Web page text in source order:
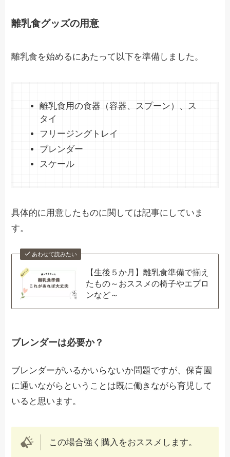
離乳食グッズの用意
離乳食を始めるにあたって以下を準備しました。
離乳食用の食器（容器、スプーン）、ス
タイ
フリージングトレイ
ブレンダー
スケール
具体的に用意したものに関しては記事にしていま
す。
あわせて読みたい
【生後５か月】離乳食準備で揃え
たもの～おススメの椅子やエプロ
ンなど～
ブレンダーは必要か？
ブレンダーがいるかいらないか問題ですが、保育園
に通いながらということは既に働きながら育児して
いると思います。
この場合強く購入をおススメします。